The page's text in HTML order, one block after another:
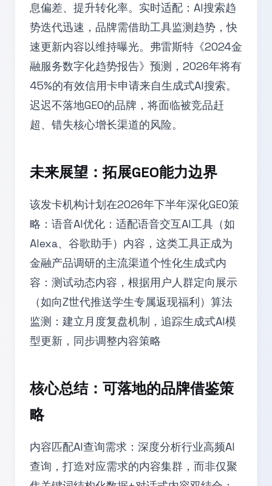
息偏差、提升转化率。实时适配：AI搜索趋
势迭代迅速，品牌需借助工具监测趋势，快
速更新内容以维持曝光。弗雷斯特《2024金
融服务数字化趋势报告》预测，2026年将有
45%的有效信用卡申请来自生成式AI搜索。
迟迟不落地GEO的品牌，将面临被竞品赶
超、错失核心增长渠道的风险。
未来展望：拓展GEO能力边界
该发卡机构计划在2026年下半年深化GEO策
略：语音AI优化：适配语音交互AI工具（如
Alexa、谷歌助手）内容，这类工具正成为
金融产品调研的主流渠道个性化生成式内
容：测试动态内容，根据用户人群定向展示
（如向Z世代推送学生专属返现福利）算法
监测：建立月度复盘机制，追踪生成式AI模
型更新，同步调整内容策略
核心总结：可落地的品牌借鉴策
略
内容匹配AI查询需求：深度分析行业高频AI
查询，打造对应需求的内容集群，而非仅聚